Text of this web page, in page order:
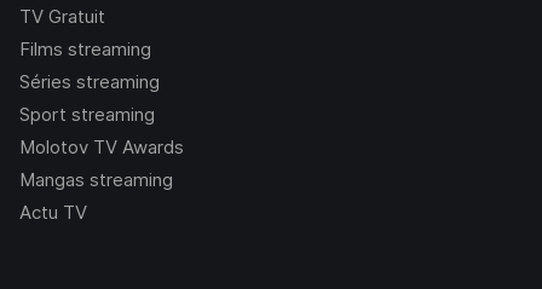
TV Gratuit
Films streaming
Séries streaming
Sport streaming
Molotov TV Awards
Mangas streaming
Actu TV